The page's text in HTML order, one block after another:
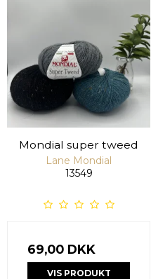
Mondial super tweed
Lane Mondial
13549
69,00 DKK
VIS PRODUKT